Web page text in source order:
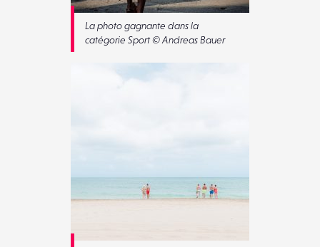
La photo gagnante dans la
catégorie Sport © Andreas Bauer